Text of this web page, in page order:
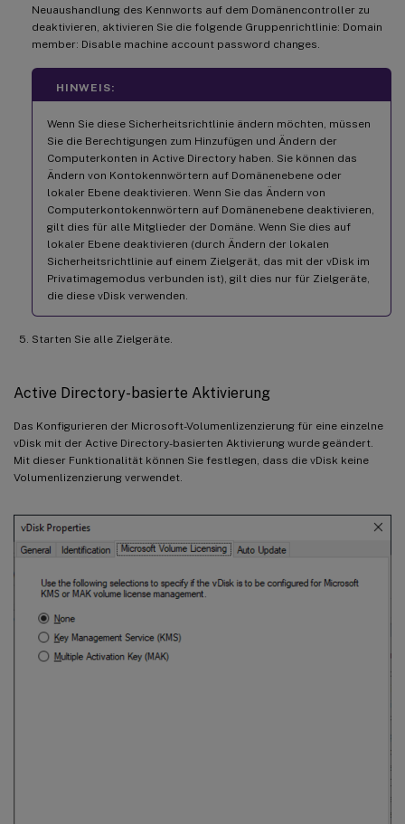
Neuaushandlung des Kennworts auf dem Domänencontroller zu
deaktivieren, aktivieren Sie die folgende Gruppenrichtlinie: Domain
member: Disable machine account password changes.
HINWEIS:
Wenn Sie diese Sicherheitsrichtlinie ändern möchten, müssen
Sie die Berechtigungen zum Hinzufügen und Ändern der
Computerkonten in Active Directory haben. Sie können das
Ändern von Kontokennwörtern auf Domänenebene oder
lokaler Ebene deaktivieren. Wenn Sie das Ändern von
Computerkontokennwörtern auf Domänenebene deaktivieren,
gilt dies für alle Mitglieder der Domäne. Wenn Sie dies auf
lokaler Ebene deaktivieren (durch Ändern der lokalen
Sicherheitsrichtlinie auf einem Zielgerät, das mit der vDisk im
Privatimagemodus verbunden ist), gilt dies nur für Zielgeräte,
die diese vDisk verwenden.
Starten Sie alle Zielgeräte.
Active Directory-basierte Aktivierung
Das Konfigurieren der Microsoft-Volumenlizenzierung für eine einzelne
vDisk mit der Active Directory-basierten Aktivierung wurde geändert.
Mit dieser Funktionalität können Sie festlegen, dass die vDisk keine
Volumenlizenzierung verwendet.